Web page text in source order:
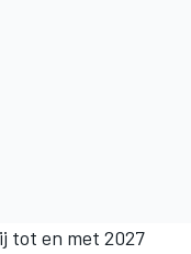
tot en met 2027